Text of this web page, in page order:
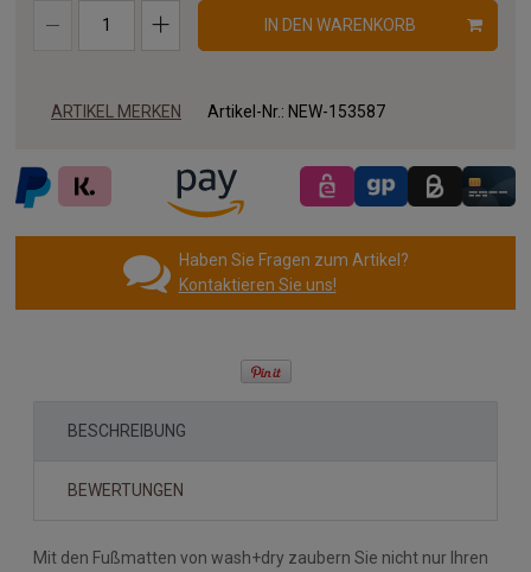
IN DEN WARENKORB
ARTIKEL MERKEN Artikel-Nr.: NEW-153587
Haben Sie Fragen zum Artikel?
Kontaktieren Sie uns!
BESCHREIBUNG
BEWERTUNGEN
Mit den Fußmatten von wash+dry zaubern Sie nicht nur Ihren